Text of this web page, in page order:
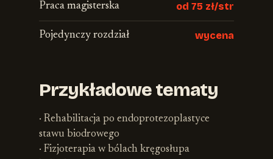
Praca magisterska od 75 zł/str
Pojedynczy rozdział wycena
Przykładowe tematy
· Rehabilitacja po endoprotezoplastyce
stawu biodrowego
· Fizjoterapia w bólach kręgosłupa